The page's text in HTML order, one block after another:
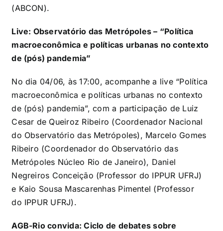
(ABCON).
Live: Observatório das Metrópoles – “Política
macroeconômica e políticas urbanas no contexto
de (pós) pandemia”
No dia 04/06, às 17:00, acompanhe a live “Política
macroeconômica e políticas urbanas no contexto
de (pós) pandemia”, com a participação de Luiz
Cesar de Queiroz Ribeiro (Coordenador Nacional
do Observatório das Metrópoles), Marcelo Gomes
Ribeiro (Coordenador do Observatório das
Metrópoles Núcleo Rio de Janeiro), Daniel
Negreiros Conceição (Professor do IPPUR UFRJ)
e Kaio Sousa Mascarenhas Pimentel (Professor
do IPPUR UFRJ).
AGB-Rio convida: Ciclo de debates sobre